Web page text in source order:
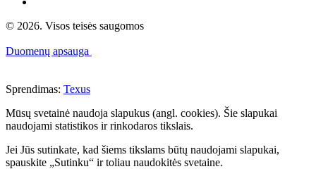
© 2026. Visos teisės saugomos
Duomenų apsauga
Sprendimas: Texus
Mūsų svetainė naudoja slapukus (angl. cookies). Šie slapukai
naudojami statistikos ir rinkodaros tikslais.
Jei Jūs sutinkate, kad šiems tikslams būtų naudojami slapukai,
spauskite „Sutinku“ ir toliau naudokitės svetaine.